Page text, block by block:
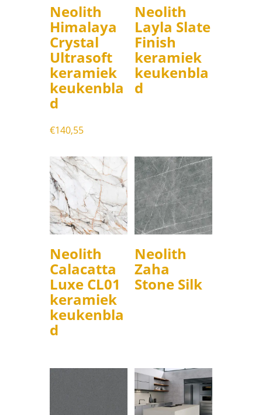
Neolith
Himalaya
Crystal
Ultrasoft
keramiek
keukenbla
d
€140,55
Neolith
Layla Slate
Finish
keramiek
keukenbla
d
Neolith
Calacatta
Luxe CL01
keramiek
keukenbla
d
Neolith
Zaha
Stone Silk